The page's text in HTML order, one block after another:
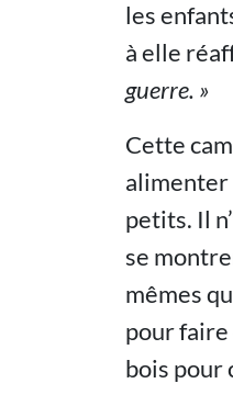
les
à elle
guerre. »
Cette
alimenter
petits. Il
se
mêmes
pour faire
bois pour